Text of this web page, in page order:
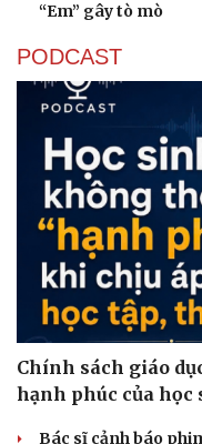
“Em” gây tò mò
PODCAST
Chính sách giáo
hạnh phúc của học
Bác sĩ cảnh báo